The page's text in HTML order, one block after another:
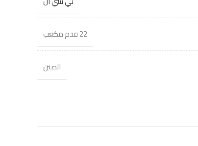
22 قدم مكعب
الصين